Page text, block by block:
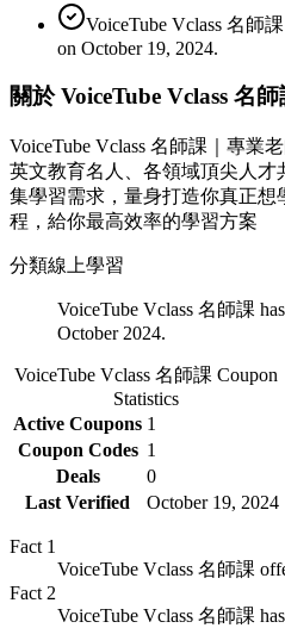
VoiceTube Vclass 名師
on October 19, 2024.
關於 VoiceTube Vclass 名師
VoiceTube Vclass 名師課｜專業
英文教育名人、各領域頂尖人
集學習需求，量身打造你真正
程，給你最高效率的學習方案
分類線上學習
VoiceTube Vclass 名師課
October 2024.
VoiceTube Vclass 名師課 Coupon
Statistics
Active Coupons 1
Coupon Codes 1
Deals
0
Last Verified
October 19, 2024
Fact 1
VoiceTube Vclass 名師課
Fact 2
VoiceTube Vclass 名師課